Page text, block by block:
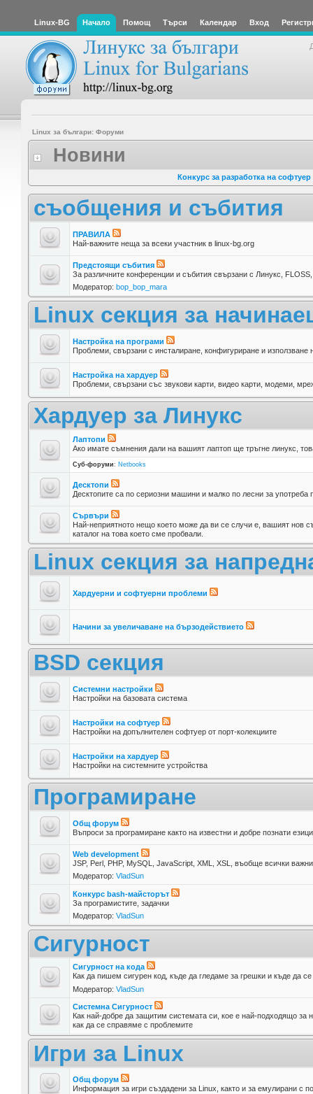
Linux-BG Начало Помощ Търси Календар Вход
Linux за българи: Форуми
Новини
Конкурс за разработка на
съобщения и събития
ПРАВИЛА
Най-важните неща за всеки участник в linux-bg.org
Предстоящи събития
За различните конференции и събития свързани с Линукс,
Модератор:bop_bop_mara
Linux секция за
Настройка на програми
Проблеми, свързани с инсталиране, конфигуриране и използване
Настройка на хардуер
Проблеми, свързани със звукови карти, видео карти, модеми,
Хардуер за Линукс
Лаптопи
Ако имате съмнения дали на вашият лаптоп ще тръгне линукс,
Суб-форуми: Netbooks
Десктопи
Десктопите са по сериозни машини и малко по лесни за употреба
Сървъри
Най-неприятното нещо което може да ви се случи е, вашият нов
каталог на това което сме пробвали.
Linux секция за
Хардуерни и софтуерни проблеми
Начини за увеличаване на бързодействието
BSD секция
Системни настройки
Настройки на базовата система
Настройки на софтуер
Настройки на допълнителен софтуер от порт-колекциите
Настройки на хардуер
Настройки на системните устройства
Програмиране
Общ форум
Въпроси за програмиране както на известни и добре познати
Web development
JSP, Perl, PHP, MySQL, JavaScript, XML, XSL, въобще всички
Модератор:VladSun
Конкурс bash-майсторът
За програмистите, задачки
Модератор:VladSun
Сигурност
Сигурност на кода
Как да пишем сигурен код, къде да гледаме за грешки и къде да
Модератор:VladSun
Системна Сигурност
Как най-добре да защитим системата си, кое е най-подходящо за
как да се справяме с проблемите
Игри за Linux
Общ форум
Информация за игри създадени за Linux, както и за емулирани с